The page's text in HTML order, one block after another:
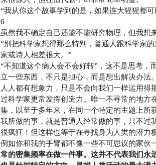
“我从你这个故事学到的是，如果连大猩猩都
6
虽然我不确定自己还能不能研究物理，但我想
“别把科学家想得那么特别，普通人跟科学家
家或诗人相差很大。”
“不知道这个病人会不会好转”，这不是思考，
立一些东西，不只是担心，而是想出解决办法。
人人都有想象力，只是不会向我们一样运用得
过科学家更常发挥创造力。唯一不寻常的地方
集，以至于多年来，在同一个特定的主题上所
我所做的事，就是普通人经常做的事，只不过
很疯狂！但这样也等于在寻找身为人类的潜力极
例如你和我的手臂都不像一些不可思议的家
常的密集频率在做一件事。这并不代表我们永